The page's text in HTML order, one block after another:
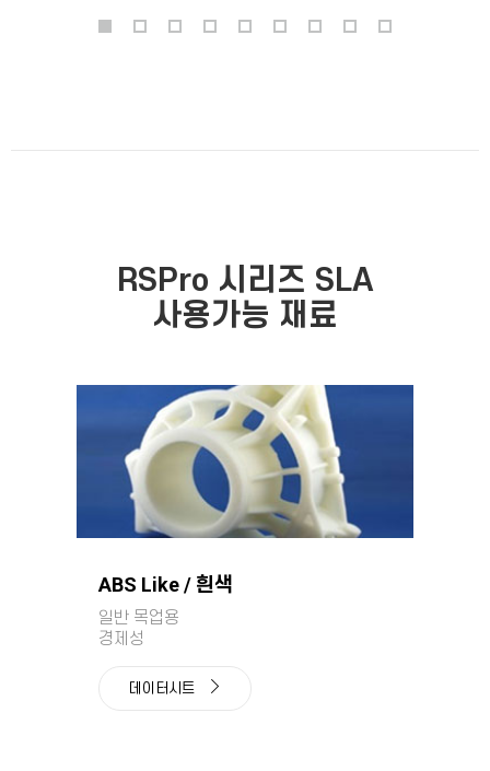
RSPro 시리즈 SLA
사용가능 재료
ABS Like / 흰색
일반 목업용
경제성
데이터시트